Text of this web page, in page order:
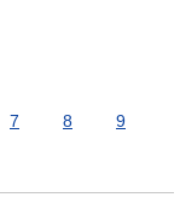
7 8
9